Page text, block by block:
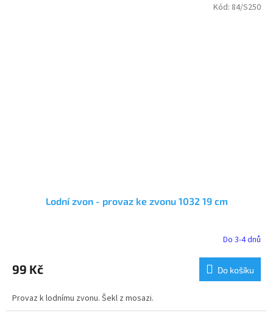
Lodní zvon - provaz ke zvonu 1032 19 cm
Do 3-4 dnů
99 Kč Do košíku
Provaz k lodnímu zvonu. Šekl z mosazi.
Kód: 84/S250